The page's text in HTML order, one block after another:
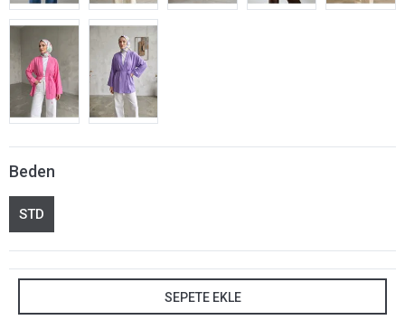
Beden
STD
SEPETE EKLE